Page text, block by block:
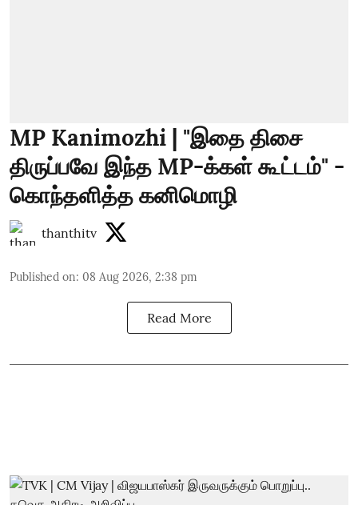
MP Kanimozhi | "இதை திசை
திருப்பவே இந்த MP-க்கள் கூட்டம்" -
கொந்தளித்த கனிமொழி
thanthitv
Published on: 08 Aug 2026, 2:38 pm
Read More